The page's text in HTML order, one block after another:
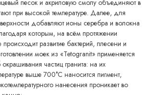
песок и акриловую смолу объединяют в
при высокой температуре. Далее, для
добавляют ионы серебра и волокна
которым, на всём протяжении
происходит развитие бактерий, плесени и
моек из «Tetogranit» применяется
частиц гранита: на их
выше 700°С наносится пигмент,
нанесения проникает во